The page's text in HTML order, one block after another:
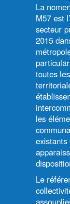
La
M57 est
secteur
2015
toutes
les
Le